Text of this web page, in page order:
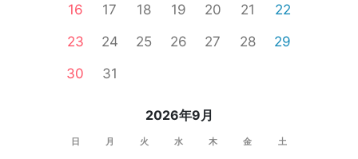
16
17 18 19 20 21
22
23
24 25 26 27 28
29
30
31
2026年9月
日 月 火 水 木 金 土